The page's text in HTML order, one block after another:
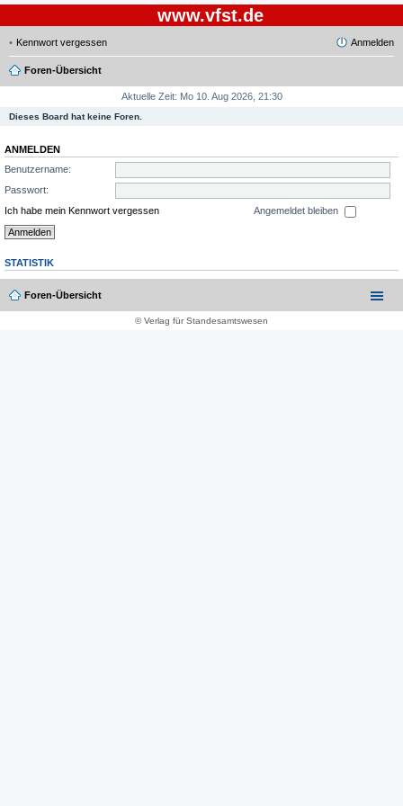
www.vfst.de
Kennwort vergessen Anmelden
Foren-Übersicht
Aktuelle Zeit: Mo 10. Aug 2026, 21:30
Dieses Board hat keine Foren.
ANMELDEN
Benutzername:
Passwort:
Ich habe mein Kennwort vergessen
Angemeldet bleiben
STATISTIK
Foren-Übersicht
© Verlag für Standesamtswesen